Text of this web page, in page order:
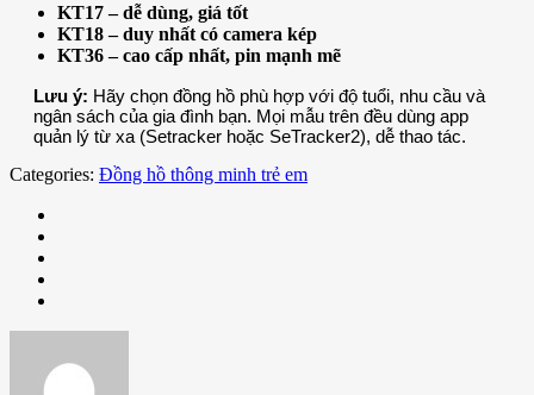
KT17 – dễ dùng, giá tốt
KT18 – duy nhất có camera kép
KT36 – cao cấp nhất, pin mạnh mẽ
Lưu ý: Hãy chọn đồng hồ phù hợp với độ tuổi, nhu cầu và
ngân sách của gia đình bạn. Mọi mẫu trên đều dùng app
quản lý từ xa (Setracker hoặc SeTracker2), dễ thao tác.
Categories: Đồng hồ thông minh trẻ em